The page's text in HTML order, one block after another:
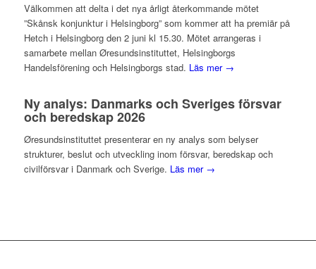
Välkommen att delta i det nya årligt återkommande mötet
”Skånsk konjunktur i Helsingborg” som kommer att ha premiär på
Hetch i Helsingborg den 2 juni kl 15.30. Mötet arrangeras i
samarbete mellan Øresundsinstituttet, Helsingborgs
Handelsförening och Helsingborgs stad. Läs mer →
Ny analys: Danmarks och Sveriges försvar
och beredskap 2026
Øresundsinstituttet presenterar en ny analys som belyser
strukturer, beslut och utveckling inom försvar, beredskap och
civilförsvar i Danmark och Sverige. Läs mer →